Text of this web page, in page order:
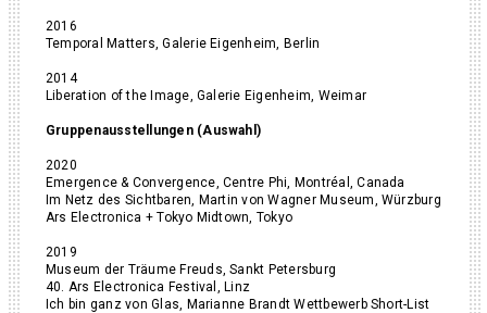
2016
Temporal Matters, Galerie Eigenheim, Berlin
2014
Liberation of the Image, Galerie Eigenheim, Weimar
Gruppenausstellungen (Auswahl)
2020
Emergence & Convergence, Centre Phi, Montréal, Canada
Im Netz des Sichtbaren, Martin von Wagner Museum, Würzburg
Ars Electronica + Tokyo Midtown, Tokyo
2019
Museum der Träume Freuds, Sankt Petersburg
40. Ars Electronica Festival, Linz
Ich bin ganz von Glas, Marianne Brandt Wettbewerb Short-List